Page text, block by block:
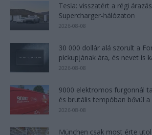
Tesla: visszatért a régi
Supercharger-hálózaton
2026-08-08
30 000 dollár alá szorult a
pickupjának ára, és nevet is
2026-08-08
9000 elektromos furgonnál
és brutális tempóban bővül
2026-08-08
München csak most érte